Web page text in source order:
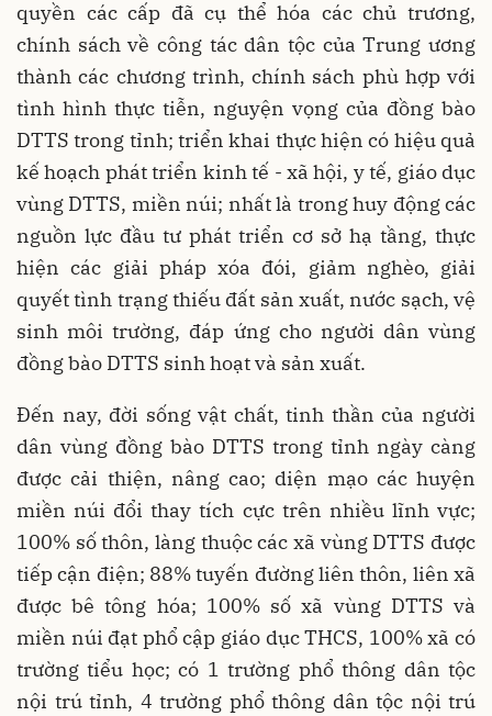
quyền các cấp đã cụ thể hóa các chủ trương,
chính sách về công tác dân tộc của Trung ương
thành các chương trình, chính sách phù hợp với
tình hình thực tiễn, nguyện vọng của đồng bào
DTTS trong tỉnh; triển khai thực hiện có hiệu quả
kế hoạch phát triển kinh tế - xã hội, y tế, giáo dục
vùng DTTS, miền núi; nhất là trong huy động các
nguồn lực đầu tư phát triển cơ sở hạ tầng, thực
hiện các giải pháp xóa đói, giảm nghèo, giải
quyết tình trạng thiếu đất sản xuất, nước sạch, vệ
sinh môi trường, đáp ứng cho người dân vùng
đồng bào DTTS sinh hoạt và sản xuất.
Đến nay, đời sống vật chất, tinh thần của người
dân vùng đồng bào DTTS trong tỉnh ngày càng
được cải thiện, nâng cao; diện mạo các huyện
miền núi đổi thay tích cực trên nhiều lĩnh vực;
100% số thôn, làng thuộc các xã vùng DTTS được
tiếp cận điện; 88% tuyến đường liên thôn, liên xã
được bê tông hóa; 100% số xã vùng DTTS và
miền núi đạt phổ cập giáo dục THCS, 100% xã có
trường tiểu học; có 1 trường phổ thông dân tộc
nội trú tỉnh, 4 trường phổ thông dân tộc nội trú